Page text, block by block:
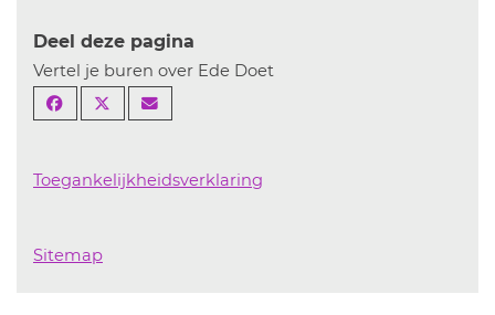
Deel deze pagina
Vertel je buren over Ede Doet
Toegankelijkheidsverklaring
Sitemap